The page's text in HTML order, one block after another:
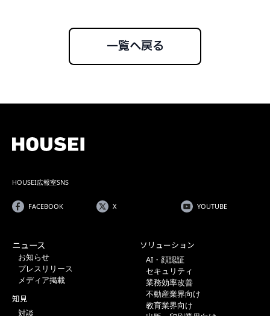
一覧へ戻る
HOUSEI広報室SNS
FACEBOOK X YOUTUBE
ニュース
お知らせ
プレスリリース
メディア掲載
知見
対談
ソリューション
AI・顔認証
セキュリティ
業務効率改善
不動産業界向け
教育業界向け